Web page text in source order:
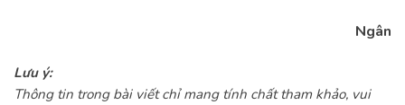
Ngân
Lưu ý:
Thông tin trong bài viết chỉ mang tính chất tham khảo, vui